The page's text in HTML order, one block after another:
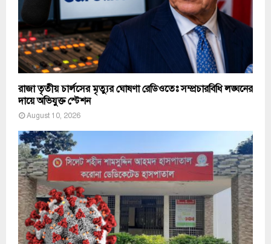
রাজা তৃতীয় চার্লসের মৃত্যুর ঘোষণা রেডিওতেঃ সম্প্রচারবিধি লঙ্ঘনের
দায়ে অভিযুক্ত স্টেশন
August 10, 2026